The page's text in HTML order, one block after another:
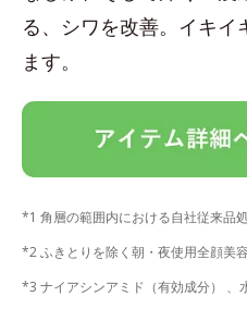
る、シワを改善。イキイ
ます。
*1 角層の範囲内における自社従来品
*2 ふきとりを除く朝・夜使用全顔美
*3 ナイアシンアミド（有効成分） 、